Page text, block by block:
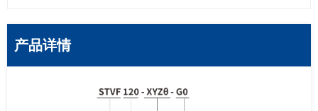
产品详情